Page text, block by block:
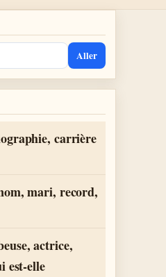
Aller
carrière
mari, record,
actrice,
est-elle